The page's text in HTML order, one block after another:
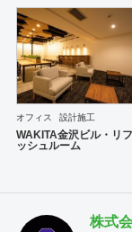
構築提
ネスの
めに」
ニーズ
上の結
容】 1.
存建築
企画、
画、設
る施工
オフィス 設計施工
WAKITA金沢ビル・リ
ッシュルーム
株式